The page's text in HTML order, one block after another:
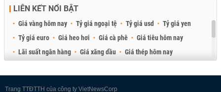
LIÊN KẾT NỔI BẬT
Giá vàng hôm nay Tỷ giá ngoại tệ Tỷ giá usd
Tỷ giá yen
Tỷ giá euro
Giá heo hơi Giá cà phê
Giá tiêu hôm nay
Lãi suất ngân hàng
Giá xăng dầu
Giá thép hôm nay
Trang TTĐTTH của công ty VietNewsCorp